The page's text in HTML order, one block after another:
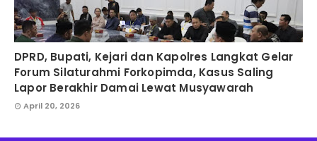
DPRD, Bupati, Kejari dan Kapolres Langkat Gelar
Forum Silaturahmi Forkopimda, Kasus Saling
Lapor Berakhir Damai Lewat Musyawarah
April 20, 2026